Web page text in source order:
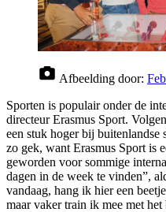
Afbeelding door:
Sporten is populair onder de
directeur Erasmus Sport.
een stuk hoger bij buitenlandse
zo gek, want Erasmus Sport is
geworden voor sommige
dagen in de week te vinden”,
vandaag, hang ik hier een
maar vaker train ik mee met het